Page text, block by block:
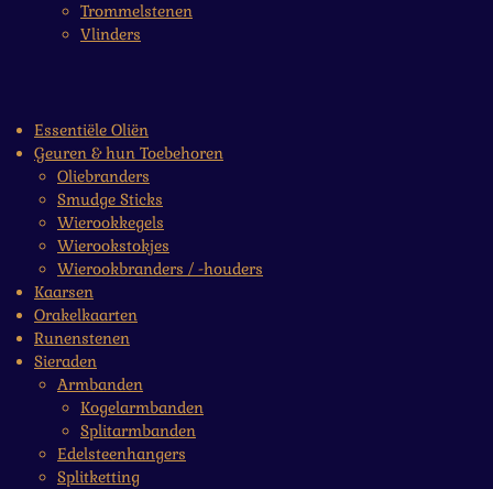
Trommelstenen
Vlinders
Essentiële Oliën
Geuren & hun Toebehoren
Oliebranders
Smudge Sticks
Wierookkegels
Wierookstokjes
Wierookbranders / -houders
Kaarsen
Orakelkaarten
Runenstenen
Sieraden
Armbanden
Kogelarmbanden
Splitarmbanden
Edelsteenhangers
Splitketting